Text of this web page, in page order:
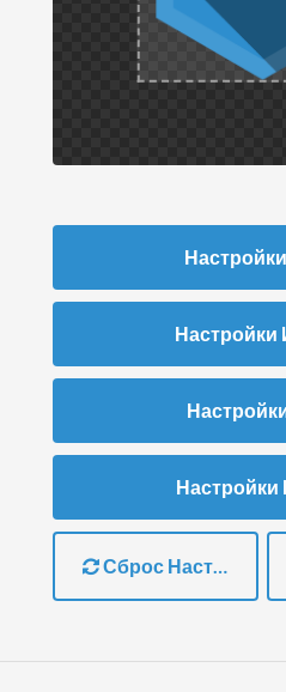
Настройки
Настройки
Сброс Настроек